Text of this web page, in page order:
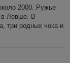
2000. Ружье
в Левше. В
три родных чока и